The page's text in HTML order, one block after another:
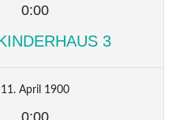
0:00
3
11. April 1900
0:00